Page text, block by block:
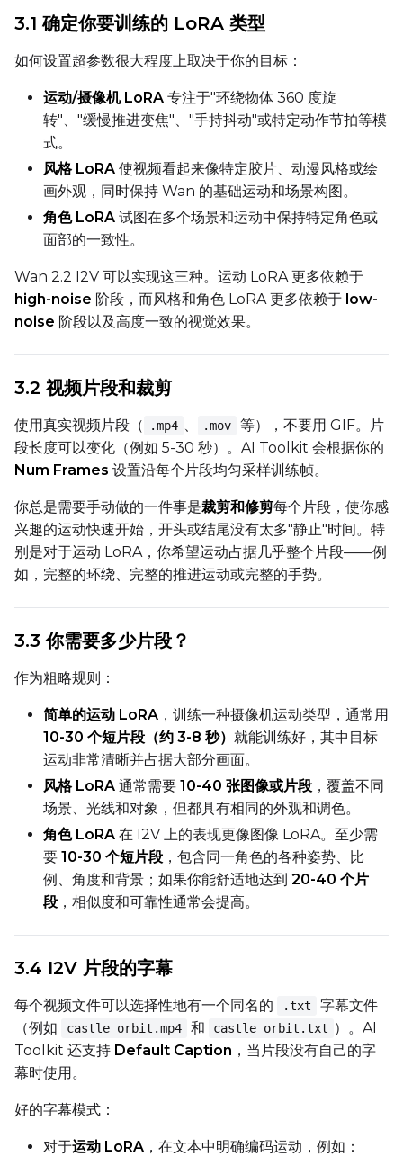
Num Frames
Settings
Toggle
ToggleIs
Is Regularization
ToggleFlip X
Flip X
ToggleFlip Y
Flip Y
Resolutions
Toggle 256
256
Toggle512
512
SAMPLE
Sample Every
Sampler
FlowMatch
Guidance Scale
Width
3.1 确定你要训练的 LoRA 类型
如何设置超参数很大程度上取决于你的目标：
运动/摄像机 LoRA 专注于"环绕物体 360 度旋
转"、"缓慢推进变焦"、"手持抖动"或特定动作节拍等模
式。
风格 LoRA 使视频看起来像特定胶片、动漫风格或绘
画外观，同时保持 Wan 的基础运动和场景构图。
角色 LoRA 试图在多个场景和运动中保持特定角色或
面部的一致性。
Wan 2.2 I2V 可以实现这三种。运动 LoRA 更多依赖于
high-noise 阶段，而风格和角色 LoRA 更多依赖于 low-
noise 阶段以及高度一致的视觉效果。
3.2 视频片段和裁剪
使用真实视频片段（ .mp4 .mov
等），不要用 GIF。片
段长度可以变化（例如 5-30 秒）。AI Toolkit 会根据你的
Num Frames 设置沿每个片段均匀采样训练帧。
你总是需要手动做的一件事是裁剪和修剪每个片段，使你感
兴趣的运动快速开始，开头或结尾没有太多"静止"时间。特
别是对于运动 LoRA，你希望运动占据几乎整个片段——例
如，完整的环绕、完整的推进运动或完整的手势。
3.3 你需要多少片段？
作为粗略规则：
简单的运动 LoRA ，训练一种摄像机运动类型，通常用
10-30 个短片段（约 3-8 秒） 就能训练好，其中目标
运动非常清晰并占据大部分画面。
风格 LoRA 通常需要 10-40 张图像或片段 ，覆盖不同
场景、光线和对象，但都具有相同的外观和调色。
角色 LoRA 在 I2V 上的表现更像图像 LoRA。至少需
要 10-30 个短片段 ，包含同一角色的各种姿势、比
例、角度和背景；如果你能舒适地达到 20-40 个片
段 ，相似度和可靠性通常会提高。
3.4 I2V 片段的字幕
每个视频文件可以选择性地有一个同名的 .txt
字幕文件
（例如
castle_orbit.mp4 和 castle_orbit.txt ）。AI
Toolkit 还支持 Default Caption ，当片段没有自己的字
幕时使用。
好的字幕模式：
对于运动 LoRA ，在文本中明确编码运动，例如：